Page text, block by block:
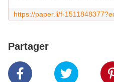
Partager